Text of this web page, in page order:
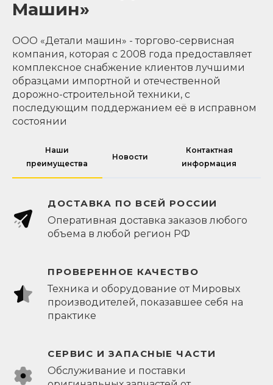
Машин»
ООО «Детали машин» - торгово-сервисная
компания, которая с 2008 года предоставляет
комплексное снабжение клиентов лучшими
образцами импортной и отечественной
дорожно-строительной техники, с
последующим поддержанием её в исправном
состоянии
Наши
преимущества
Новости
Контактная
информация
ДОСТАВКА ПО ВСЕЙ РОССИИ
Оперативная доставка заказов любого
объема в любой регион РФ
ПРОВЕРЕННОЕ КАЧЕСТВО
Техника и оборудование от Мировых
производителей, показавшее себя на
практике
СЕРВИС И ЗАПАСНЫЕ ЧАСТИ
Обслуживание и поставки